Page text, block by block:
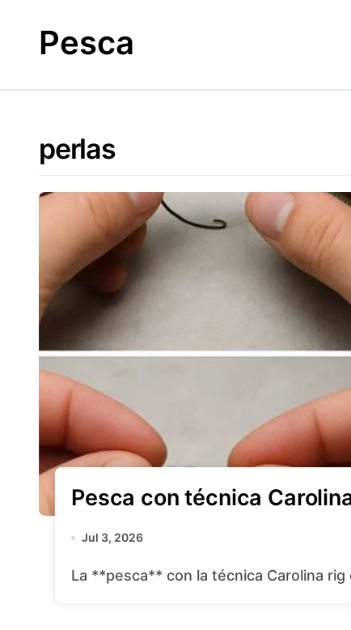
contentPesca
perlas
Pesca con técnica
Jul 3, 2026
La **pesca** con la técnica Carolina